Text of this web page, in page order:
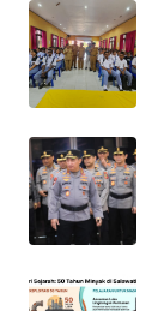
Wahana
Network
KONSUMEN
MASYARAKAT
KELISTRIKAN
WALINKI